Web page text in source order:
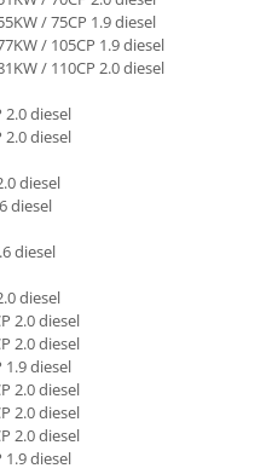
/ 75CP 1.9 diesel
/ 105CP 1.9 diesel
/ 110CP 2.0 diesel
2.0 diesel
2.0 diesel
diesel
diesel
diesel
diesel
2.0 diesel
2.0 diesel
1.9 diesel
2.0 diesel
2.0 diesel
2.0 diesel
1.9 diesel